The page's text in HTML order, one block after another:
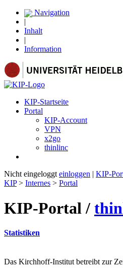
Navigation
|
Inhalt
|
Information
KIP-Startseite
Portal
KIP-Account
VPN
x2go
thinlinc
Nicht eingeloggt einloggen | KIP-
KIP> Internes > Portal
KIP-Portal /
Statistiken
Das Kirchhoff-Institut betreibt zur